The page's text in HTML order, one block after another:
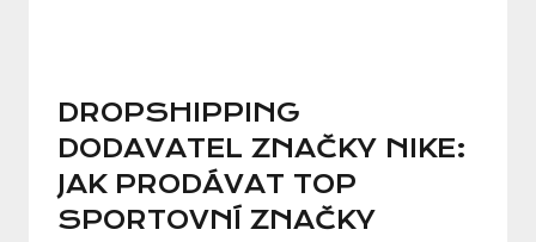
DROPSHIPPING
DODAVATEL ZNAČKY NIKE:
JAK PRODÁVAT TOP
SPORTOVNÍ ZNAČKY